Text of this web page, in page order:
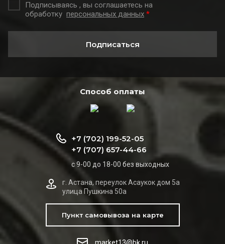
Подписываясь , вы соглашаетесь на
обработку персональных данных *
Подписаться
Способ оплаты
+7 (702) 199-52-05
+7 (707) 657-44-66
с 9-00 до 18-00 без выходных
г. Астана, переулок Асаукок дом 5а
улица Пушкина 50а
Пункт самовывоза на карте
market13@bk.ru